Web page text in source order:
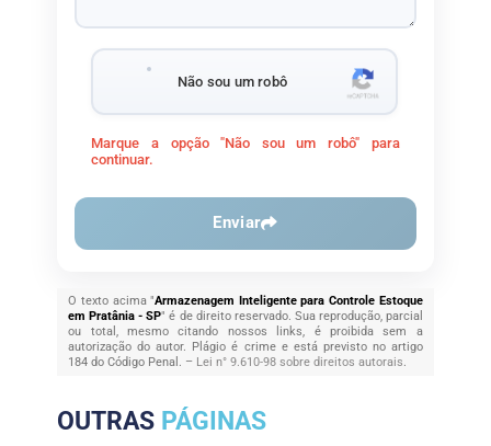
Não sou um robô
Marque a opção "Não sou um robô" para
continuar.
Enviar
O texto acima "Armazenagem Inteligente para Controle Estoque
em Pratânia - SP" é de direito reservado. Sua reprodução, parcial
ou total, mesmo citando nossos links, é proibida sem a
autorização do autor. Plágio é crime e está previsto no artigo
184 do Código Penal. – Lei n° 9.610-98 sobre direitos autorais.
OUTRAS PÁGINAS